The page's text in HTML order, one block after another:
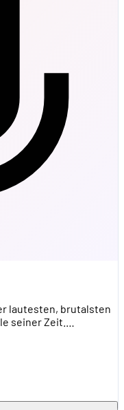
lautesten, brutalsten
seiner Zeit.…